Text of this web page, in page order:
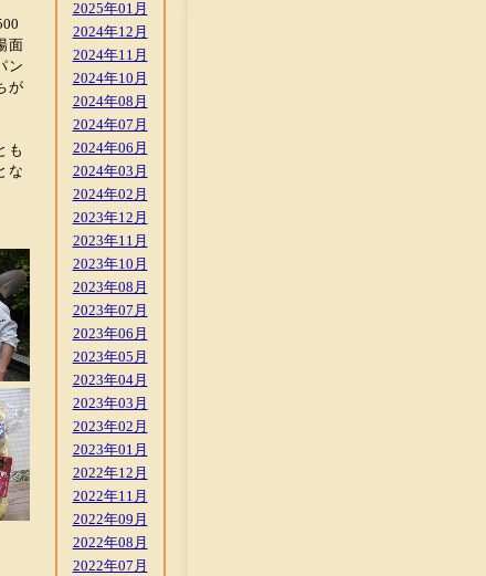
2025年01月
2024年12月
2024年11月
2024年10月
2024年08月
2024年07月
2024年06月
2024年03月
2024年02月
2023年12月
2023年11月
2023年10月
2023年08月
2023年07月
2023年06月
2023年05月
2023年04月
2023年03月
2023年02月
2023年01月
2022年12月
2022年11月
2022年09月
2022年08月
2022年07月
面
ン
が
も
な